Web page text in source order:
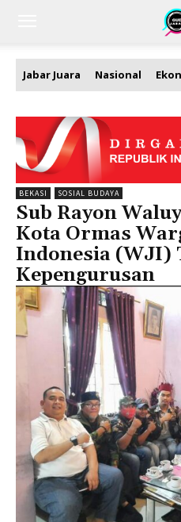
Jabar Juara Nasional
BEKASI SOSIAL BUDAYA
Sub Rayon
Kota Ormas
Indonesia (WJI)
Kepengurusan